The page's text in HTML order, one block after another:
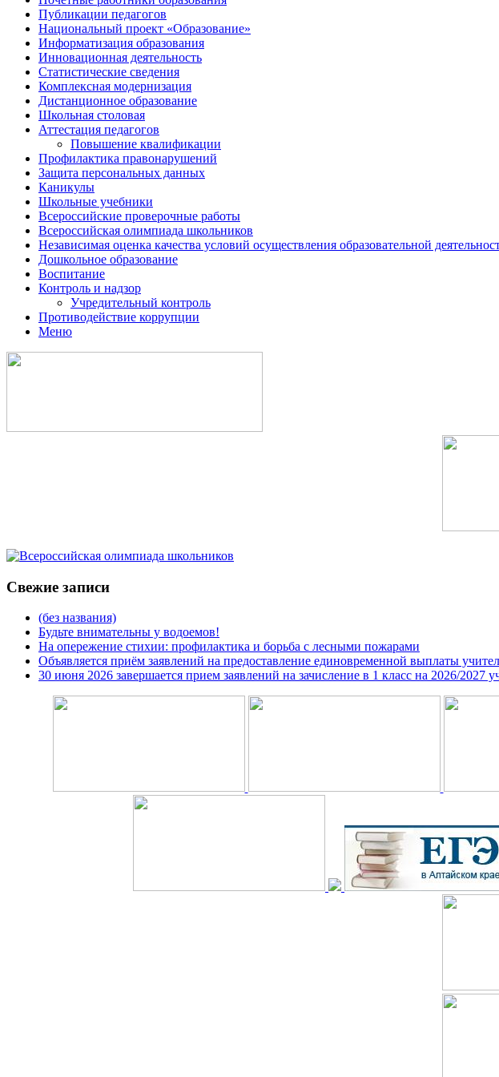
Публикации педагогов
Национальный проект «Образование»
Информатизация образования
Инновационная деятельность
Статистические сведения
Комплексная модернизация
Дистанционное образование
Школьная столовая
Аттестация педагогов
Повышение квалификации
Профилактика правонарушений
Защита персональных данных
Каникулы
Школьные учебники
Всероссийские проверочные работы
Всероссийская олимпиада школьников
Независимая оценка качества условий осуществления образовательной
Дошкольное образование
Воспитание
Контроль и надзор
Учредительный контроль
Противодействие коррупции
Меню
Свежие записи
(без названия)
Будьте внимательны у водоемов!
На опережение стихии: профилактика и борьба с лесными пожарами
Объявляется приём заявлений на предоставление единовременной выплаты
30 июня 2026 завершается прием заявлений на зачисление в 1 класс на 2026/